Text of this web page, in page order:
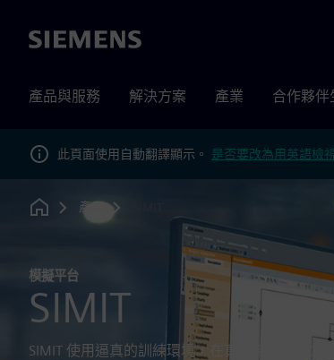
Siemens
產品與服務 解決方案 產業 合作夥伴
此頁面使用自動翻譯顯示。 是否要改為用英語檢
Home
產品
模擬平台
SIMIT
SIMIT 使用逼真的訓練環境，在真實系統上線之